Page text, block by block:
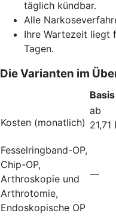
täglich kündbar.
Alle
Ihre Wartezeit liegt
Tagen.
Die Varianten im
Basis
Kosten (monatlich)
ab
21,71
Fesselringband-OP,
Chip-OP,
Arthroskopie und
Arthrotomie,
Endoskopische OP
—